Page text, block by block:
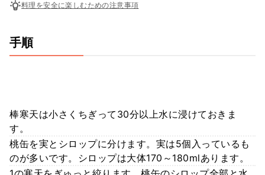
料理を安全に楽しむための注意事項
手順
棒寒天は小さくちぎって30分以上水に浸けておきま
す。
桃缶を実とシロップに分けます。実は5個入っているも
のが多いです。シロップは大体170～180mlあります。